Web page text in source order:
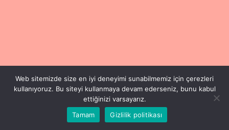
Copyright © 2024 Füsun Esen
Web sitemizde size en iyi deneyimi sunabilmemiz için çerezleri
kullanıyoruz. Bu siteyi kullanmaya devam ederseniz, bunu kabul
ettiğinizi varsayarız.
Tamam
Gizlilik politikası